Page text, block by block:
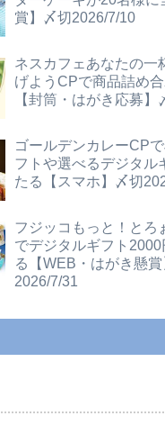
賞】〆切2026/7/10
ネスカフェあなたの一
げようCPで商品詰め
【封筒・はがき応募
ゴールデンカレーCP
フトや選べるデジタル
たる【スマホ】〆切
フジッコもっと！とろ
でデジタルギフト
る【WEB・はがき懸賞
2026/7/31